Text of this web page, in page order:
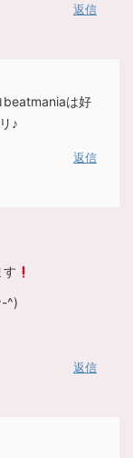
返信
beatmaniaは好
♪
返信
す
^)
返信